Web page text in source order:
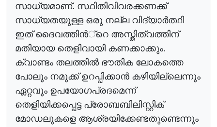
സാധ്യമാണ്. സ്ഥിതിവിവരക്കണക്ക്
സാധ്യതയുള്ള ഒരു നല്ല വിദ്യാർത്ഥി
ഇത് ദൈവത്തിൻ്റെ അസ്തിത്വത്തിന്
മതിയായ തെളിവായി കണക്കാക്കും.
ക്വാണ്ടം തലത്തിൽഭൗതിക ലോകത്തെ
പോലും നമുക്ക് ഉറപ്പിക്കാൻ കഴിയില്ലെന്നും
ഏറ്റവും ഉപയോഗപ്രദമെന്ന്
തെളിയിക്കപ്പെട്ട പ്രോബബിലിസ്റ്റിക്
മോഡലുകളെ ആശ്രയിക്കേണ്ടതുണ്ടെന്നും